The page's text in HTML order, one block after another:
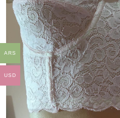
ARS
USD